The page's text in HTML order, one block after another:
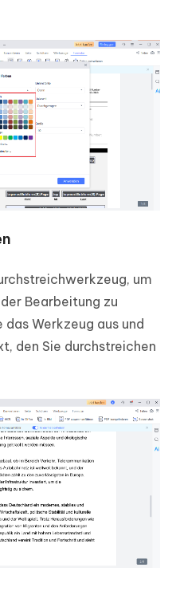
um
Bearbeitung zu
das Werkzeug aus und
den Sie durchstreichen